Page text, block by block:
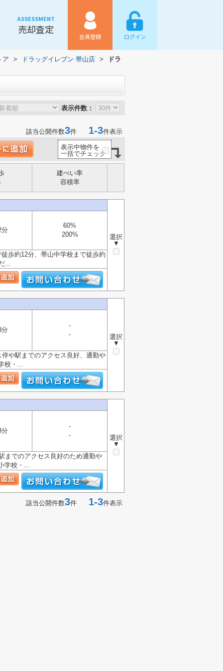
ASSESSMENT
売却査定
会員登録 ログイン
ア > ドラッグイレブン 帯山店 > ドラ
表示件数：
該当公開件数3件 1-3件表示
表示中物件を
一括でチェック
建ぺい率
容積率
選択
▼
60%
200%
歩約12分、帯山中学校まで徒歩約
...
選択
▼
-
-
や駅までのアクセス良好、通勤や
校・...
選択
▼
-
-
でのアクセス良好のため通勤や
学校・...
該当公開件数3件 1-3件表示